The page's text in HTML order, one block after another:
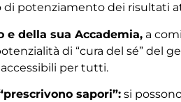
potenziamento dei risultati
e della sua Accademia, a
di “cura del sé” del
per tutti.
sapori”: si